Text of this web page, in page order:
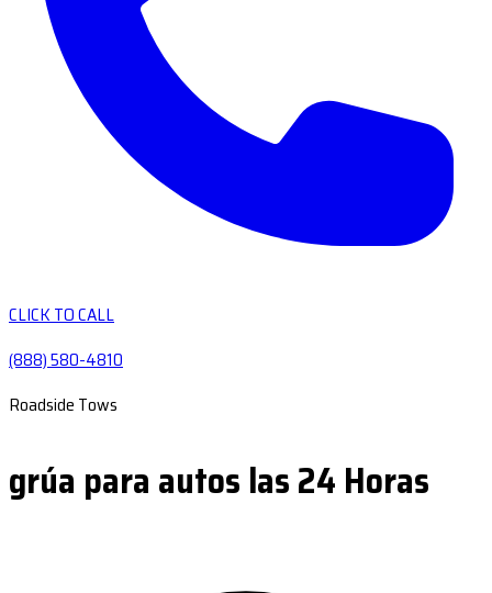
CLICK TO CALL
(888) 580-4810
Roadside Tows
grúa para autos las 24 Horas